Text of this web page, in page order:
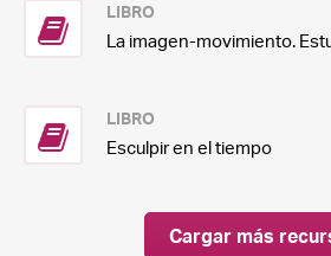
LIBRO
La imagen-movimiento.
LIBRO
Esculpir en el tiempo
Cargar más